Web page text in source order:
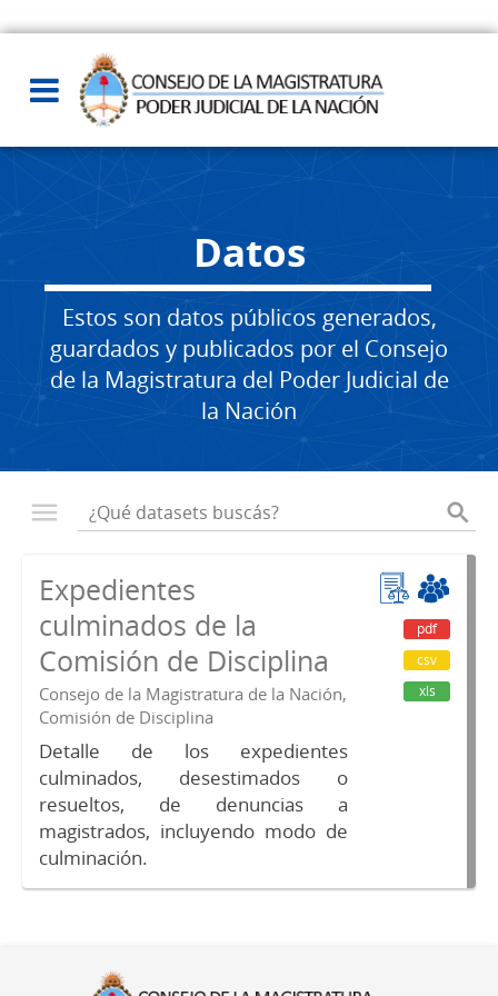
Datos
Estos son datos públicos generados,
guardados y publicados por el Consejo
de la Magistratura del Poder Judicial de
la Nación
Expedientes
culminados de la
Comisión de Disciplina
Consejo de la Magistratura de la Nación,
Comisión de Disciplina
Detalle de los expedientes
culminados, desestimados o
resueltos, de denuncias a
magistrados, incluyendo modo de
culminación.
pdf
csv
xls